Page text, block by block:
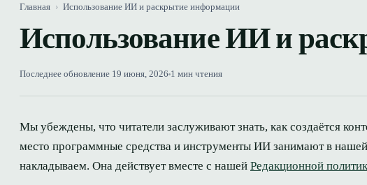
Главная › Использование ИИ и раскрытие информации
Использование ИИ и
Последнее обновление 19 июня, 2026 1 мин чтения
Мы убеждены, что читатели заслуживают знать, как создаётся
место программные средства и инструменты ИИ занимают в
накладываем. Она действует вместе с нашей Редакционной